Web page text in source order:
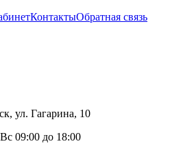
КонтактыОбратная связь
ул. Гагарина, 10
09:00 до 18:00